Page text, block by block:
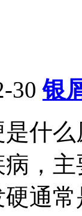
30 银
什
，
通